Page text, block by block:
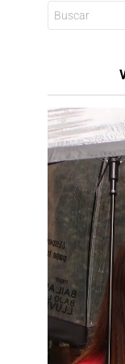
Reproductor
de
vídeo